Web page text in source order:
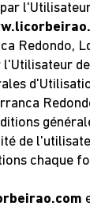
LA
Redondo,
de
chaque